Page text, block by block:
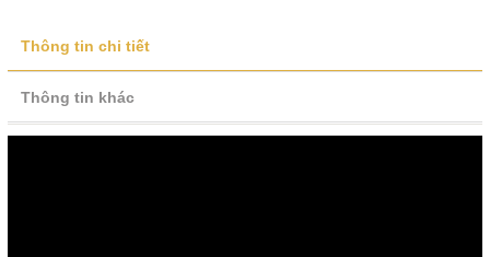
Thông tin chi tiết
Thông tin khác